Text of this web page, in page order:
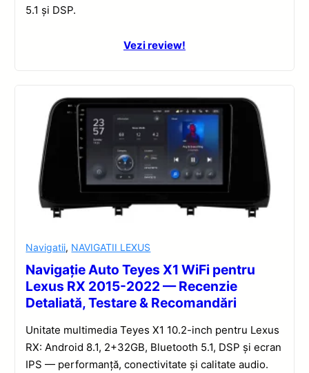
5.1 și DSP.
Vezi review!
Navigatii, NAVIGATII LEXUS
Navigație Auto Teyes X1 WiFi pentru
Lexus RX 2015-2022 — Recenzie
Detaliată, Testare & Recomandări
Unitate multimedia Teyes X1 10.2-inch pentru Lexus
RX: Android 8.1, 2+32GB, Bluetooth 5.1, DSP și ecran
IPS — performanță, conectivitate și calitate audio.